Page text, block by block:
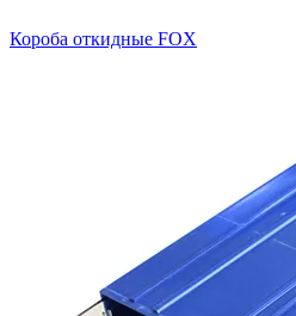
Короба откидные FOX